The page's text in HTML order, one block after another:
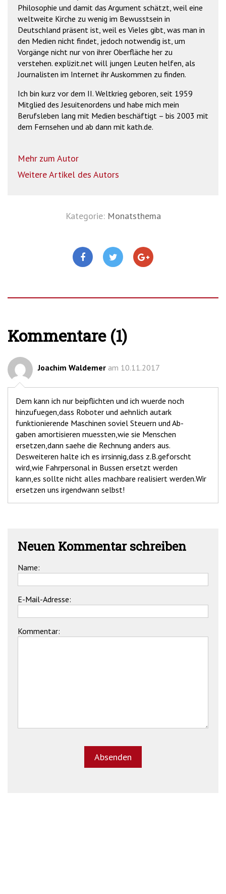
Philosophie und damit das Argument schätzt, weil eine
weltweite Kirche zu wenig im Bewusstsein in
Deutschland präsent ist, weil es Vieles gibt, was man in
den Medien nicht findet, jedoch notwendig ist, um
Vorgänge nicht nur von ihrer Oberfläche her zu
verstehen. explizit.net will jungen Leuten helfen, als
Journalisten im Internet ihr Auskommen zu finden.
Ich bin kurz vor dem II. Weltkrieg geboren, seit 1959
Mitglied des Jesuitenordens und habe mich mein
Berufsleben lang mit Medien beschäftigt – bis 2003 mit
dem Fernsehen und ab dann mit kath.de.
Mehr zum Autor
Weitere Artikel des Autors
Kategorie: Monatsthema
Kommentare (1)
Joachim Waldemer am 10.11.2017
Dem kann ich nur beipflichten und ich wuerde noch
hinzufuegen,dass Roboter und aehnlich autark
funktionierende Maschinen soviel Steuern und Ab-
gaben amortisieren muessten,wie sie Menschen
ersetzen,dann saehe die Rechnung anders aus.
Desweiteren halte ich es irrsinnig,dass z.B.geforscht
wird,wie Fahrpersonal in Bussen ersetzt werden
kann,es sollte nicht alles machbare realisiert werden.Wir
ersetzen uns irgendwann selbst!
Neuen Kommentar schreiben
Name:
E-Mail-Adresse:
Kommentar: